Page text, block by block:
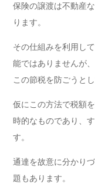
保険の譲渡は不動産
ります。
その仕組みを利用し
能ではありませんが
この節税を防ごうとし
仮にこの方法で税額
時的なものであり、
す。
通達を故意に分かり
題もあります。